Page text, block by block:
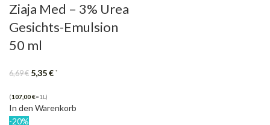
Ziaja Med – 3% Urea
Gesichts-Emulsion
50 ml
6,69€ 5,35€ *
(107,00€=1L)
In den Warenkorb
-20%